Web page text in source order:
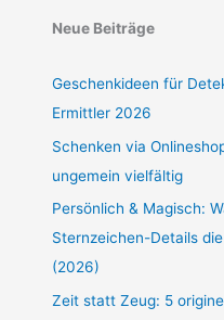
Neue Beiträge
Geschenkideen für
Ermittler 2026
Schenken via
ungemein vielfältig
Persönlich & Magisch:
Sternzeichen-Details
(2026)
Zeit statt Zeug: 5